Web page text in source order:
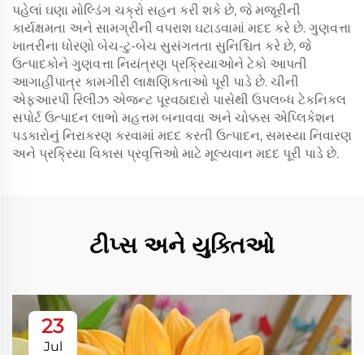
પહેલાં ઘણા મોલ્ડિંગ ચક્રો સહન કરી શકે છે, જે મજૂરીની
કાર્યક્ષમતા અને સામગ્રીની વપરાશ ઘટાડવામાં મદદ કરે છે. ગુણવત્તા
ખાતરીના ધોરણો બેચ-ટુ-બેચ સુસંગતતા સુનિશ્ચિત કરે છે, જે
ઉત્પાદકોને ગુણવત્તા નિયંત્રણ પ્રક્રિયાઓને ટેકો આપતી
આગાહીપાત્ર કામગીરી લાક્ષણિકતાઓ પૂરી પાડે છે. ચીની
એફઆરપી રિલીઝ એજન્ટ પૂરવઠાદારો પાસેથી ઉપલબ્ધ ટેકનિકલ
સપોર્ટ ઉત્પાદન લાભો મહત્તમ બનાવવા અને ચોક્કસ એપ્લિકેશન
પડકારોનું નિરાકરણ કરવામાં મદદ કરતી ઉત્પાદન, સમસ્યા નિવારણ
અને પ્રક્રિયા વિકાસ પ્રવૃત્તિઓ માટે મૂલ્યવાન મદદ પૂરી પાડે છે.
ટીપ્સ અને યુક્તિઓ
23
Jul